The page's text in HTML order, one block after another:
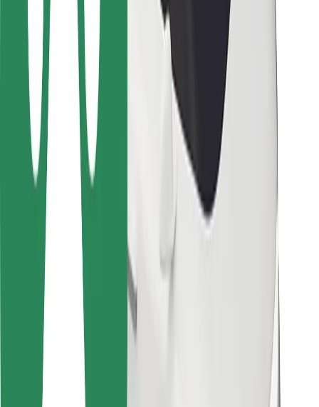
მხარდაჭერა
მგზავრებისთვის
მძღოლებისთვის
კურიერებისთვის
Bolt Food
ავტოპარკის მფლობელებისთვის
რესტორნებისთვის
სხვა
მომწოდებლები
წესები და პირობები
Cookies
უსაფრთხოება
გადმოწერე Bolt